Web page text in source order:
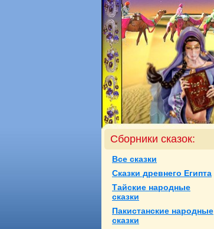
Сборники сказок:
Все сказки
Сказки древнего Египта
Тайские нaродные
сказки
Пакистанские нaродные
сказки